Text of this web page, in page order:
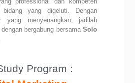
bidang yang digeluti.
Dengan
yang menyenangkan, jadilah
bergabung bersamaSolo
Program :